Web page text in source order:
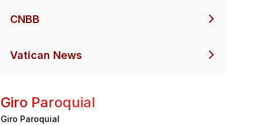
CNBB
Vatican News
Giro Paroquial
Giro Paroquial